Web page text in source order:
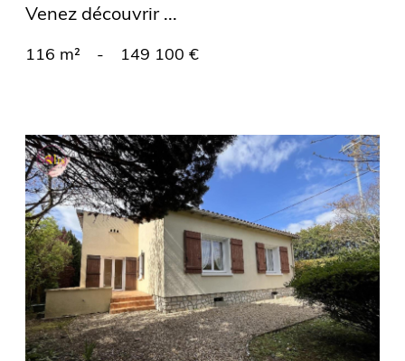
Venez découvrir ...
116 m² - 149 100 €
voir le
bien